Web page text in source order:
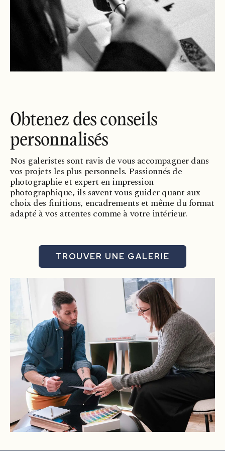
Obtenez des conseils
personnalisés
Nos galeristes sont ravis de vous accompagner dans
vos projets les plus personnels. Passionnés de
photographie et expert en impression
photographique, ils savent vous guider quant aux
choix des finitions, encadrements et même du format
adapté à vos attentes comme à votre intérieur.
TROUVER UNE GALERIE